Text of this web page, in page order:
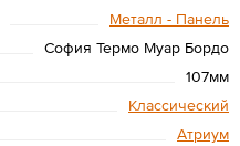
Металл - Панель
София Термо Муар Бордо
107мм
Классический
Атриум